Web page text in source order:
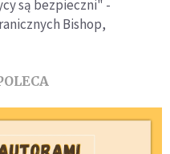
są bezpieczni" -
Bishop,